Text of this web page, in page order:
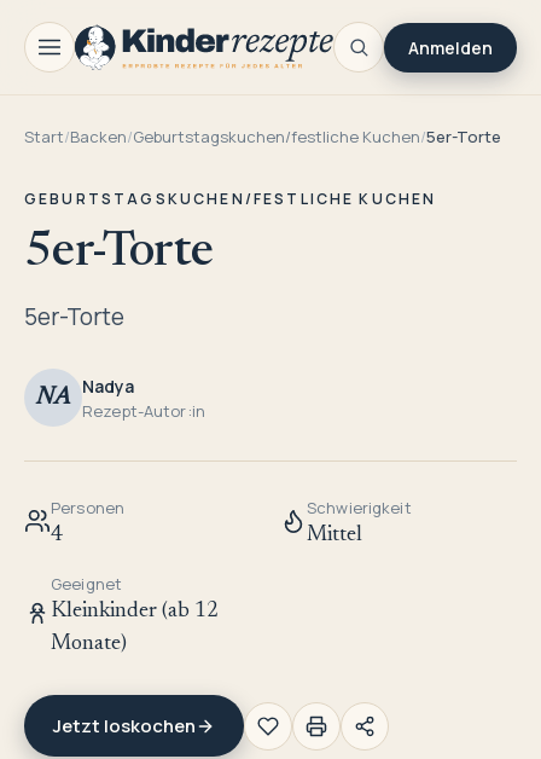
Anmelden
Start/Backen/Geburtstagskuchen/festliche Kuchen/5er-Torte
GEBURTSTAGSKUCHEN/FESTLICHE KUCHEN
5er-Torte
5er-Torte
NA Nadya
Rezept-Autor:in
Personen
4
Schwierigkeit
Mittel
Geeignet
Kleinkinder (ab 12
Monate)
Jetzt loskochen